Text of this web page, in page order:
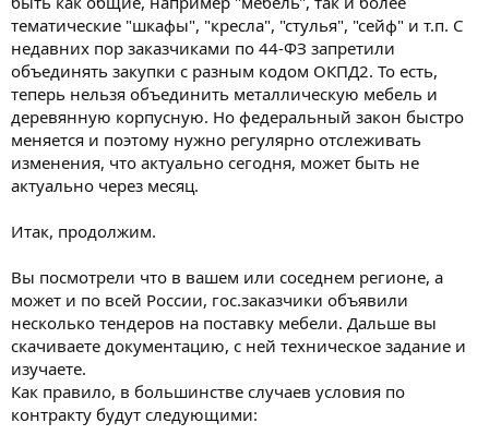
тематические "шкафы", "кресла", "стулья", "сейф" и т.п. С
недавних пор заказчиками по 44-ФЗ запретили
объединять закупки с разным кодом ОКПД2. То есть,
теперь нельзя объединить металлическую мебель и
деревянную корпусную. Но федеральный закон быстро
меняется и поэтому нужно регулярно отслеживать
изменения, что актуально сегодня, может быть не
актуально через месяц.
Итак, продолжим.
Вы посмотрели что в вашем или соседнем регионе, а
может и по всей России, гос.заказчики объявили
несколько тендеров на поставку мебели. Дальше вы
скачиваете документацию, с ней техническое задание и
изучаете.
Как правило, в большинстве случаев условия по
контракту будут следующими: